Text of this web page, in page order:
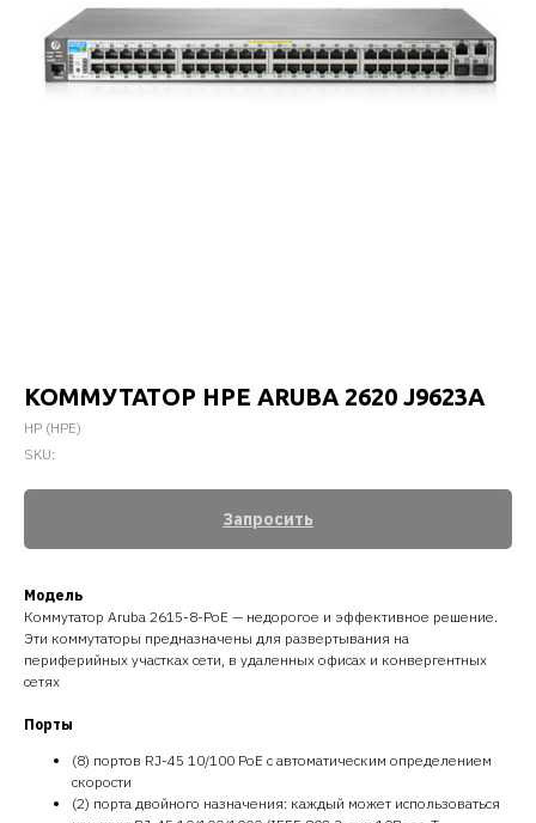
КОММУТАТОР HPE ARUBA 2620 J9623A
HP (HPE)
SKU:
Запросить
Модель
Коммутатор Aruba 2615-8-PoE — недорогое и эффективное решение.
Эти коммутаторы предназначены для развертывания на
периферийных участках сети, в удаленных офисах и конвергентных
сетях
Порты
(8) портов RJ-45 10/100 PoE с автоматическим определением
скорости
(2) порта двойного назначения: каждый может использоваться